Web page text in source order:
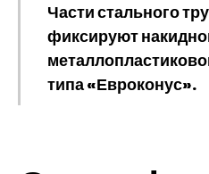
Части стального
фиксируют
типа «Евроконус».